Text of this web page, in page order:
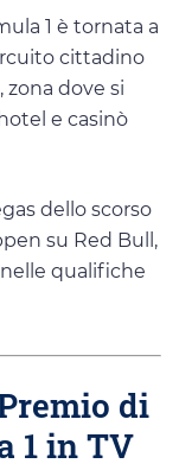
1 è tornata a
cittadino
zona dove si
e casinò
dello scorso
su Red Bull,
qualifiche
di
1 in TV